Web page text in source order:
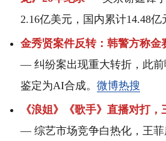
2.16亿美元，国内累计14.48亿
金秀贤案件反转：韩警方称
— 纠纷案出现重大转折，此
鉴定为AI合成。 微博热搜
《浪姐》《歌手》直播对打
— 综艺市场竞争白热化，王菲